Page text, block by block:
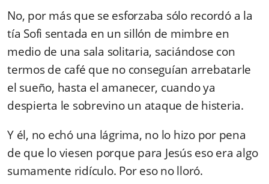
No, por más que se esforzaba sólo recordó a la
tía Sofi sentada en un sillón de mimbre en
medio de una sala solitaria, saciándose con
termos de café que no conseguían arrebatarle
el sueño, hasta el amanecer, cuando ya
despierta le sobrevino un ataque de histeria.
Y él, no echó una lágrima, no lo hizo por pena
de que lo viesen porque para Jesús eso era algo
sumamente ridículo. Por eso no lloró.